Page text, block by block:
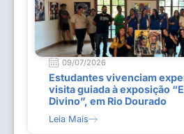
09/07/2026
Estudantes vivenciam
visita guiada à exposição
Divino”, em Rio Dourado
Leia Mais